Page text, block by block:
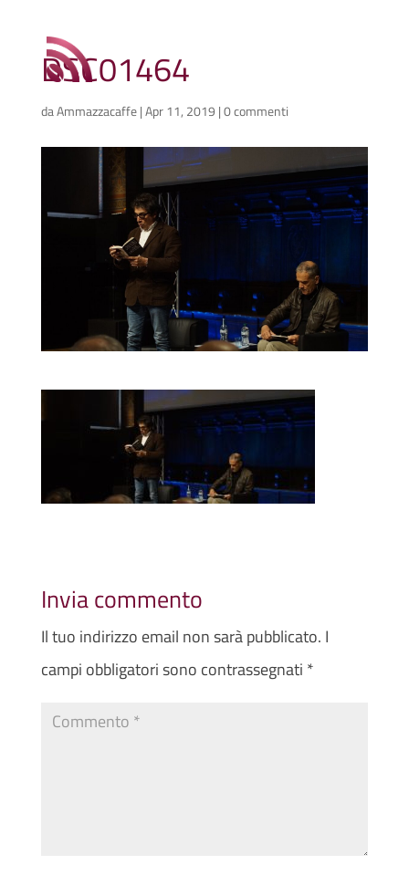
DSC01464
daAmmazzacaffe|Apr 11, 2019 |0 commenti
Invia commento
Il tuo indirizzo email non sarà pubblicato. I
campi obbligatori sono contrassegnati *